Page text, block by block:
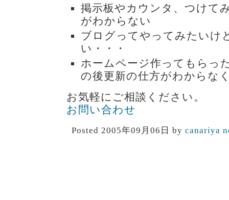
掲示板やカウンタ、つけて
がわからない
ブログってやってみたいけ
い・・・
ホームページ作ってもらっ
の後更新の仕方がわからな
お気軽にご相談ください。
お問い合わせ
Posted 2005年09月06日 by canariya